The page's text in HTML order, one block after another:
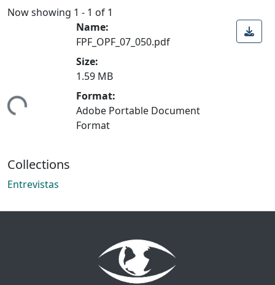
Now showing 1 - 1 of 1
Name:
FPF_OPF_07_050.pdf
Size:
1.59 MB
Format:
Adobe Portable Document
Format
Collections
Entrevistas